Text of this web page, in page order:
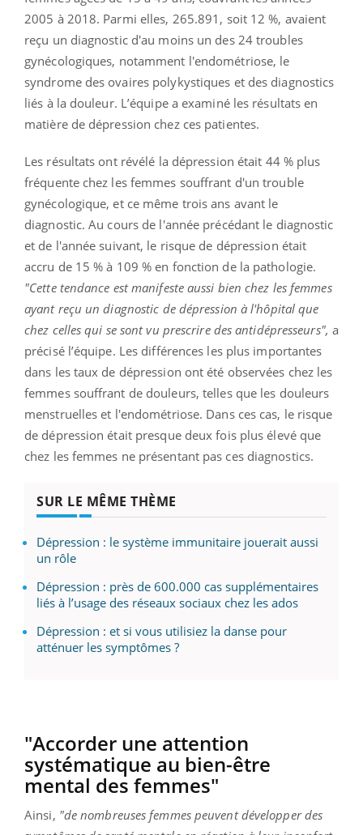
2005 à 2018. Parmi elles, 265.891, soit 12 %, avaient
reçu un diagnostic d'au moins un des 24 troubles
gynécologiques, notamment l'endométriose, le
syndrome des ovaires polykystiques et des diagnostics
liés à la douleur. L’équipe a examiné les résultats en
matière de dépression chez ces patientes.
Les résultats ont révélé la dépression était 44 % plus
fréquente chez les femmes souffrant d'un trouble
gynécologique, et ce même trois ans avant le
diagnostic. Au cours de l'année précédant le diagnostic
et de l'année suivant, le risque de dépression était
accru de 15 % à 109 % en fonction de la pathologie.
"Cette tendance est manifeste aussi bien chez les femmes
ayant reçu un diagnostic de dépression à l'hôpital que
chez celles qui se sont vu prescrire des antidépresseurs", a
précisé l’équipe. Les différences les plus importantes
dans les taux de dépression ont été observées chez les
femmes souffrant de douleurs, telles que les douleurs
menstruelles et l'endométriose. Dans ces cas, le risque
de dépression était presque deux fois plus élevé que
chez les femmes ne présentant pas ces diagnostics.
SUR LE MÊME THÈME
Dépression : le système immunitaire jouerait aussi
un rôle
Dépression : près de 600.000 cas supplémentaires
liés à l’usage des réseaux sociaux chez les ados
Dépression : et si vous utilisiez la danse pour
atténuer les symptômes ?
"Accorder une attention
systématique au bien-être
mental des femmes"
Ainsi, "de nombreuses femmes peuvent développer des